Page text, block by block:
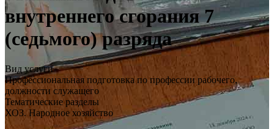
внутреннего сгорания 7
(седьмого) разряда
Вид услуги
Профессиональная подготовка по профессии рабочего,
должности служащего
Тематические разделы
ХОЗ. Народное хозяйство